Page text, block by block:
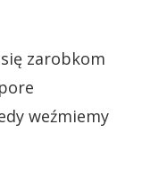
zarobkom
weźmiemy